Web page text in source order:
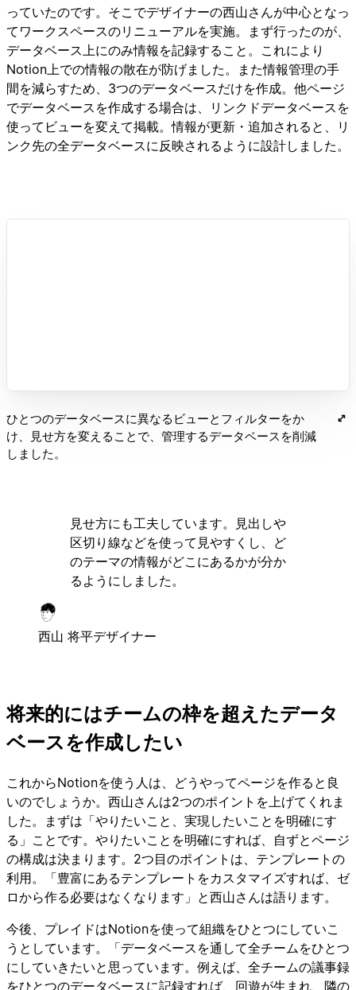
っていたのです。そこでデザイナーの西山さんが中心となっ
てワークスペースのリニューアルを実施。まず行ったのが、
データベース上にのみ情報を記録すること。これにより
Notion上での情報の散在が防げました。また情報管理の手
間を減らすため、3つのデータベースだけを作成。他ページ
でデータベースを作成する場合は、リンクドデータベースを
使ってビューを変えて掲載。情報が更新・追加されると、リ
ンク先の全データベースに反映されるように設計しました。
ひとつのデータベースに異なるビューとフィルターをか
け、見せ方を変えることで、管理するデータベースを削減
しました。
見せ方にも工夫しています。見出しや
区切り線などを使って見やすくし、ど
のテーマの情報がどこにあるかが分か
るようにしました。
西山 将平デザイナー
将来的にはチームの枠を超えたデータ
ベースを作成したい
これからNotionを使う人は、どうやってページを作ると良
いのでしょうか。西山さんは2つのポイントを上げてくれま
した。まずは「やりたいこと、実現したいことを明確にす
る」ことです。やりたいことを明確にすれば、自ずとページ
の構成は決まります。2つ目のポイントは、テンプレートの
利用。「豊富にあるテンプレートをカスタマイズすれば、ゼ
ロから作る必要はなくなります」と西山さんは語ります。
今後、プレイドはNotionを使って組織をひとつにしていこ
うとしています。「データベースを通して全チームをひとつ
にしていきたいと思っています。例えば、全チームの議事録
をひとつのデータベースに記録すれば、回遊が生まれ、隣の